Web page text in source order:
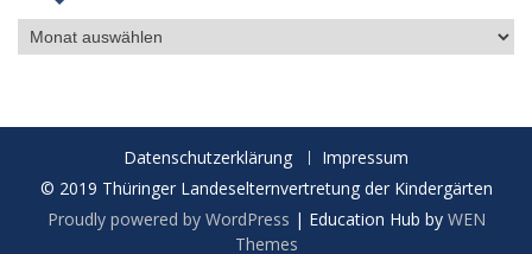
Archiv
Datenschutzerklärung
Impressum
© 2019 Thüringer Landeselternvertretung der Kindergärten
Proudly powered by WordPress | Education Hub by WEN
Themes